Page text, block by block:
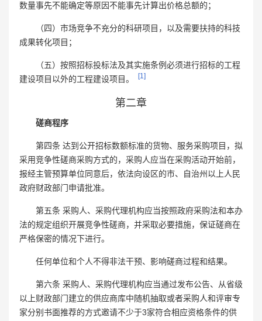
数量事先不能确定等原因不能事先计算出价格总额的；
（四）市场竞争不充分的科研项目，以及需要扶持的科技
成果转化项目；
（五）按照招标投标法及其实施条例必须进行招标的工程
建设项目以外的工程建设项目。
[1]
第二章
磋商程序
第四条 达到公开招标数额标准的货物、服务采购项目，拟
采用竞争性磋商采购方式的，采购人应当在采购活动开始前，
报经主管预算单位同意后，依法向设区的市、自治州以上人民
政府财政部门申请批准。
第五条 采购人、采购代理机构应当按照政府采购法和本办
法的规定组织开展竞争性磋商，并采取必要措施，保证磋商在
严格保密的情况下进行。
任何单位和个人不得非法干预、影响磋商过程和结果。
第六条 采购人、采购代理机构应当通过发布公告、从省级
以上财政部门建立的供应商库中随机抽取或者采购人和评审专
家分别书面推荐的方式邀请不少于3家符合相应资格条件的供